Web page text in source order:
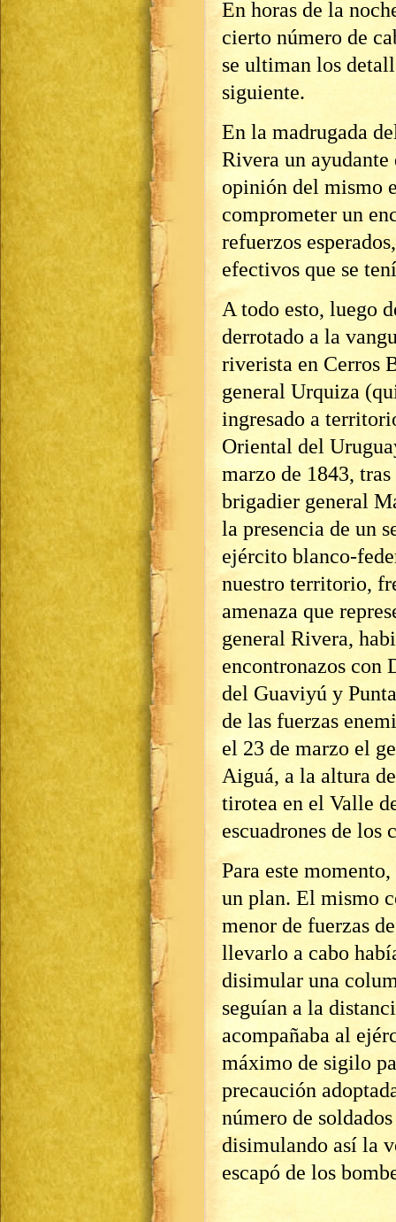
En horas de la
cierto número de
se ultiman los
siguiente.
En la madrugada
Rivera un
opinión del mismo
comprometer un
refuerzos
efectivos que se
A todo esto, luego
derrotado a la
riverista en Cerros
general Urquiza
ingresado a
Oriental del
marzo de 1843,
brigadier general
la presencia de un
ejército blanco-
nuestro territorio,
amenaza que
general Rivera,
encontronazos con
del Guaviyú y
de las fuerzas
el 23 de marzo el
Aiguá, a la altura
tirotea en el Valle
escuadrones de los
Para este
un plan. El mismo
menor de fuerzas
llevarlo a cabo
disimular una
seguían a la
acompañaba al
máximo de sigilo
precaución
número de
disimulando así la
escapó de los